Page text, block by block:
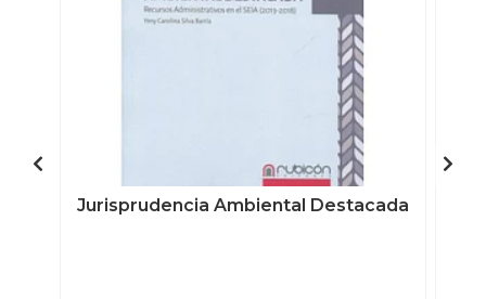
Jurisprudencia Ambiental Destacada